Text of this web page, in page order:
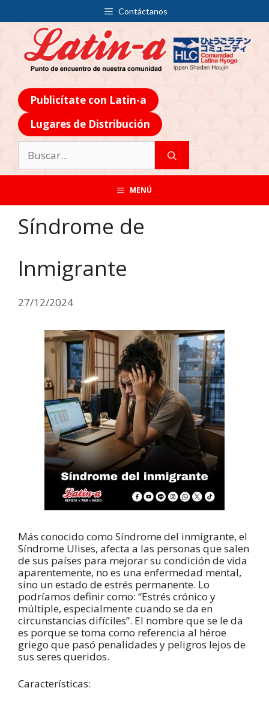
Contáctanos
Publicítate con Latin-a
Lugares de Distribución
MENÚ
Síndrome de
Inmigrante
27/12/2024
Más conocido como Síndrome del inmigrante, el
Síndrome Ulises, afecta a las personas que salen
de sus países para mejorar su condición de vida
aparentemente, no es una enfermedad mental,
sino un estado de estrés permanente. Lo
podríamos definir como: “Estrés crónico y
múltiple, especialmente cuando se da en
circunstancias difíciles”. El nombre que se le da
es porque se toma como referencia al héroe
griego que pasó penalidades y peligros lejos de
sus seres queridos.
Características: